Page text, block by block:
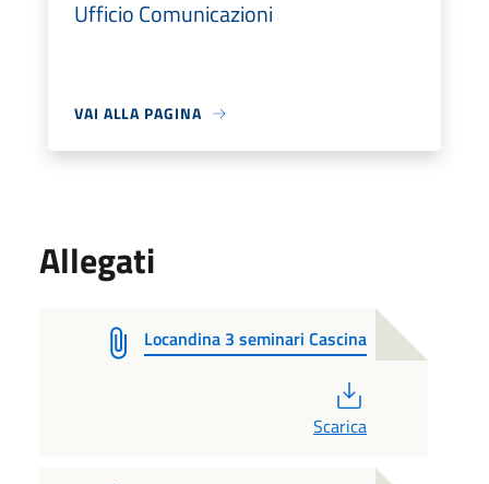
Ufficio Comunicazioni
VAI ALLA PAGINA
Allegati
Locandina 3 seminari Cascina
Scarica